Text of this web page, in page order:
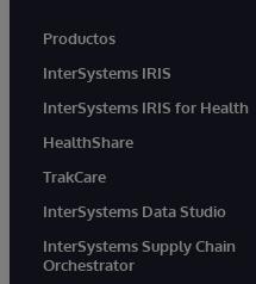
Productos
InterSystems IRIS
InterSystems IRIS for Health
HealthShare
TrakCare
InterSystems Data Studio
InterSystems Supply Chain
Orchestrator